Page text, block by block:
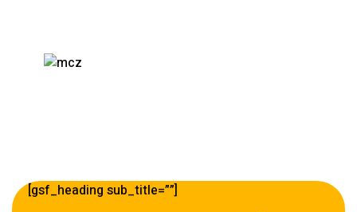
[gsf_heading sub_title=””]